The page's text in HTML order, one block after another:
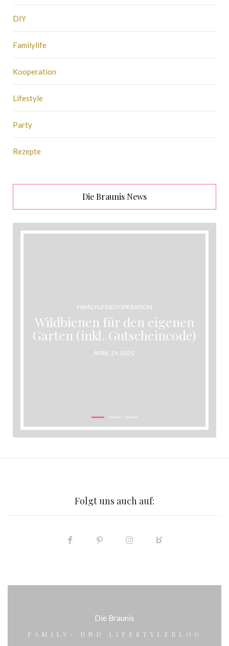
DIY
Familylife
Kooperation
Lifestyle
Party
Rezepte
Die Braunis News
FAMILYLIFEKOOPERATION
Wildbienen für den eigenen
Garten (inkl. Gutscheincode)
POSTED
APRIL 19, 2020
Folgt uns auch auf:
Die Braunis
FAMILY- UND LIFESTYLEBLOG